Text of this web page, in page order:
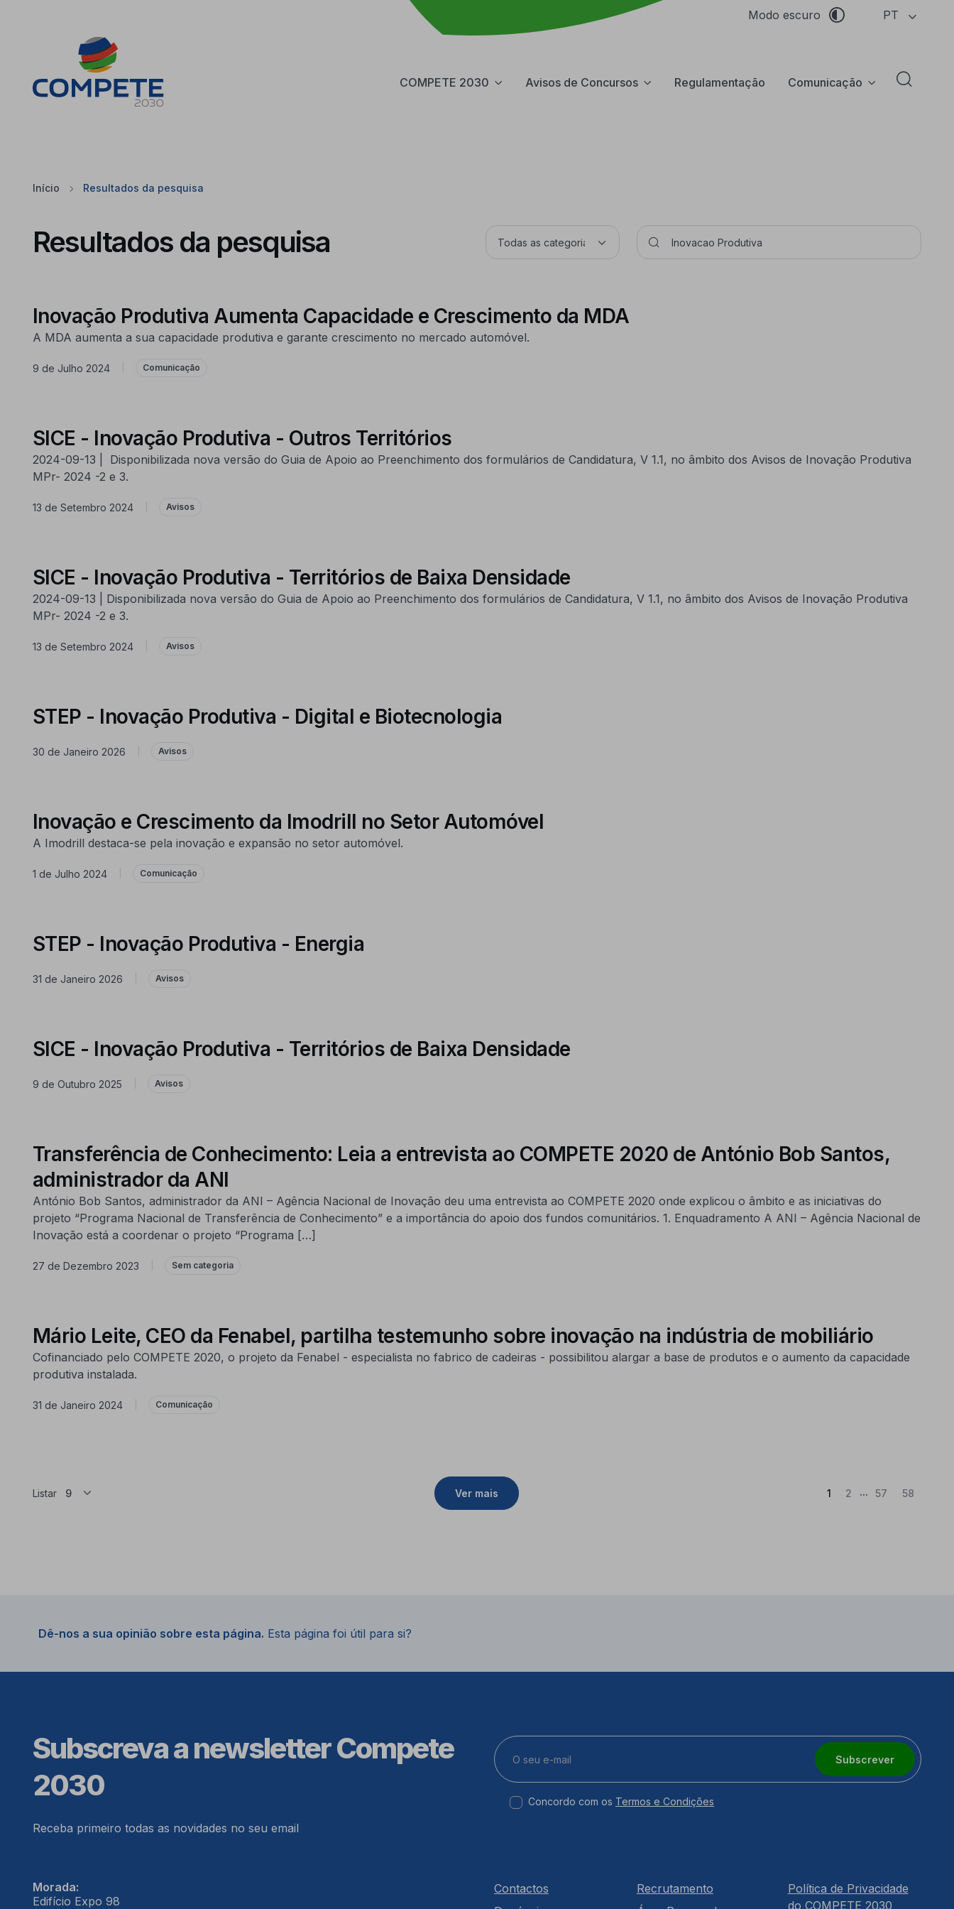
Modo escuro PT
COMPETE 2030 Avisos de Concursos Regulamentação Comunicação Abrir
Início Resultados da pesquisa
Resultados da pesquisa
Inovação Produtiva Aumenta Capacidade e Crescimento da MDA
A MDA aumenta a sua capacidade produtiva e garante crescimento no mercado automóvel.
9 de Julho 2024 Comunicação
SICE - Inovação Produtiva - Outros Territórios
2024-09-13 | Disponibilizada nova versão do Guia de Apoio ao Preenchimento dos formulários de Candidatura, V 1.1, no âmbito dos Avisos de Inovação Produtiva
MPr- 2024 -2 e 3.
13 de Setembro 2024 Avisos
SICE - Inovação Produtiva - Territórios de Baixa Densidade
2024-09-13 | Disponibilizada nova versão do Guia de Apoio ao Preenchimento dos formulários de Candidatura, V 1.1, no âmbito dos Avisos de Inovação Produtiva
MPr- 2024 -2 e 3.
13 de Setembro 2024 Avisos
STEP - Inovação Produtiva - Digital e Biotecnologia
30 de Janeiro 2026 Avisos
Inovação e Crescimento da Imodrill no Setor Automóvel
A Imodrill destaca-se pela inovação e expansão no setor automóvel.
1 de Julho 2024 Comunicação
STEP - Inovação Produtiva - Energia
31 de Janeiro 2026 Avisos
SICE - Inovação Produtiva - Territórios de Baixa Densidade
9 de Outubro 2025 Avisos
Transferência de Conhecimento: Leia a entrevista ao COMPETE 2020 de António Bob Santos,
administrador da ANI
António Bob Santos, administrador da ANI – Agência Nacional de Inovação deu uma entrevista ao COMPETE 2020 onde explicou o âmbito e as iniciativas do
projeto “Programa Nacional de Transferência de Conhecimento” e a importância do apoio dos fundos comunitários. 1. Enquadramento A ANI – Agência Nacional de
Inovação está a coordenar o projeto “Programa […]
27 de Dezembro 2023 Sem categoria
Mário Leite, CEO da Fenabel, partilha testemunho sobre inovação na indústria de mobiliário
Cofinanciado pelo COMPETE 2020, o projeto da Fenabel - especialista no fabrico de cadeiras - possibilitou alargar a base de produtos e o aumento da capacidade
produtiva instalada.
31 de Janeiro 2024 Comunicação
Listar Ver mais 1(Atual)
2 ... 57 58
Dê-nos a sua opinião sobre esta página. Esta página foi útil para si?
Subscreva a newsletter Compete
2030
Receba primeiro todas as novidades no seu email
Subscrever
Concordo com os Termos e Condições
Morada:
Edifício Expo 98
Contactos
Recrutamento
Política de Privacidade
do COMPETE 2030